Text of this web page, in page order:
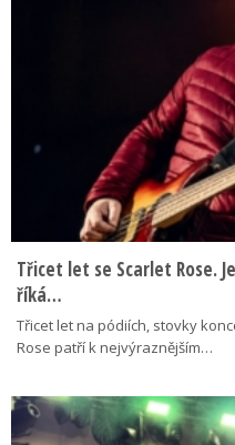
Třicet let se Scarlet Rose.
říká…
Třicet let na pódiích, stovky
Rose patří k nejvýraznějším…